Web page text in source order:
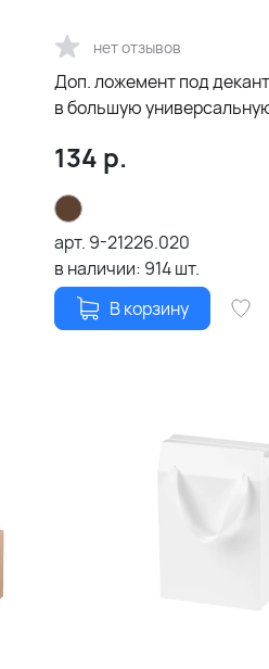
нет отзывов
Доп. ложемент под
в большую
134 р.
арт. 9-21226.020
в наличии: 914шт.
В корзину